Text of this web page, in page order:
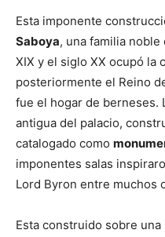
Esta imponente
Saboya, una familia
XIX y el siglo XX ocupó la
posteriormente el Reino
fue el hogar de berneses.
antigua del palacio,
catalogado como
imponentes salas
Lord Byron entre muchos
Esta construido sobre